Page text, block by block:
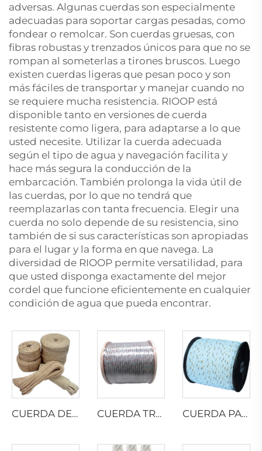
adversas. Algunas cuerdas son especialmente
adecuadas para soportar cargas pesadas, como
fondear o remolcar. Son cuerdas gruesas, con
fibras robustas y trenzados únicos para que no se
rompan al someterlas a tirones bruscos. Luego
existen cuerdas ligeras que pesan poco y son
más fáciles de transportar y manejar cuando no
se requiere mucha resistencia. RIOOP está
disponible tanto en versiones de cuerda
resistente como ligera, para adaptarse a lo que
usted necesite. Utilizar la cuerda adecuada
según el tipo de agua y navegación facilita y
hace más segura la conducción de la
embarcación. También prolonga la vida útil de
las cuerdas, por lo que no tendrá que
reemplazarlas con tanta frecuencia. Elegir una
cuerda no solo depende de su resistencia, sino
también de si sus características son apropiadas
para el lugar y la forma en que navega. La
diversidad de RIOOP permite versatilidad, para
que usted disponga exactamente del mejor
cordel que funcione eficientemente en cualquier
condición de agua que pueda encontrar.
CUERDA DE SISAL TRENZADA CUERDA TRENZADA DE PP CON PLOMO CUERDA PARA CAMIONES DE CALIFORNIA